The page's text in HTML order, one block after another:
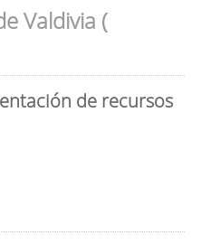
Valdivia (
de recursos